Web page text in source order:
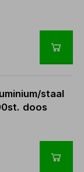
staal
doos